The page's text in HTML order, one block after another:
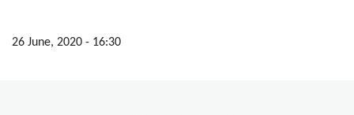
26 June, 2020 - 16:30